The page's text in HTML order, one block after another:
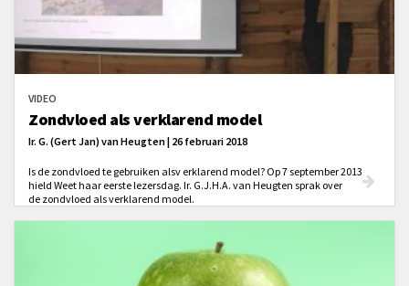
VIDEO
Zondvloed als verklarend model
Ir. G. (Gert Jan) van Heugten | 26 februari 2018
Is de zondvloed te gebruiken alsv erklarend model? Op 7 september 2013
hield Weet haar eerste lezersdag. Ir. G.J.H.A. van Heugten sprak over
de zondvloed als verklarend model.